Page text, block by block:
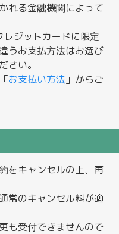
れる金融機関によって
ジットカードに限定
うお支払方法はお選び
さい。
お支払い方法 」からご
をキャンセルの上、再
常のキャンセル料が適
も受付できませんので